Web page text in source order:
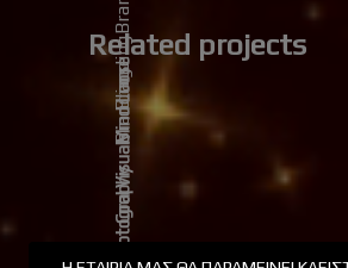
Related projects
Mind Loose
Cool Visuals
Branding
Fine Photography
Branding